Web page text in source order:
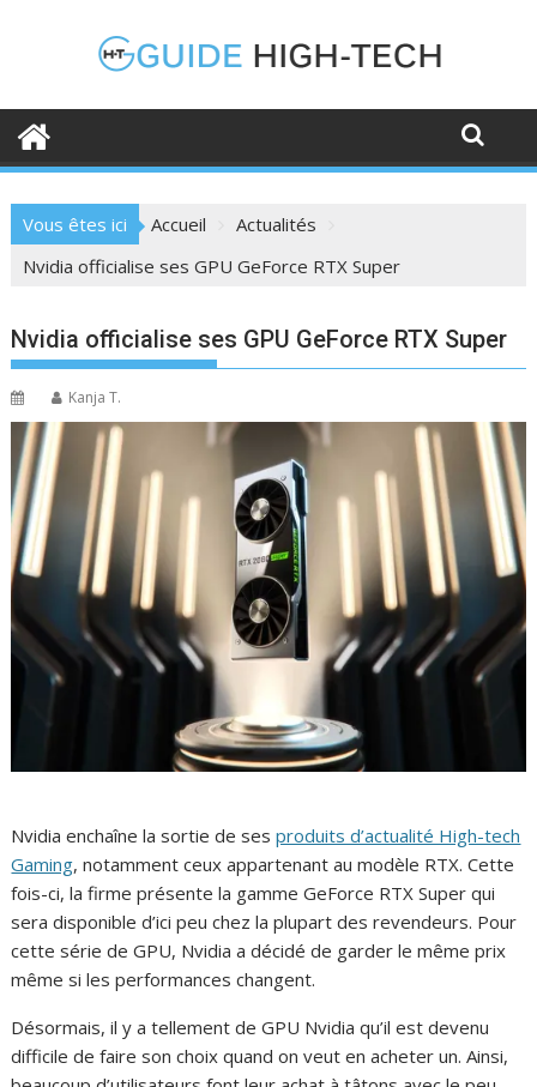
Vous êtes ici Accueil
Actualités
Nvidia officialise ses GPU GeForce RTX Super
Nvidia officialise ses GPU GeForce RTX Super
Kanja T.
Nvidia enchaîne la sortie de sesproduits d’actualité High-tech
Gaming, notamment ceux appartenant au modèle RTX. Cette
fois-ci, la firme présente la gamme GeForce RTX Super qui
sera disponible d’ici peu chez la plupart des revendeurs. Pour
cette série de GPU, Nvidia a décidé de garder le même prix
même si les performances changent.
Désormais, il y a tellement de GPU Nvidia qu’il est devenu
difficile de faire son choix quand on veut en acheter un. Ainsi,